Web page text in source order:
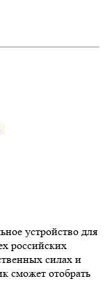
устройство для
российских
силах и
сможет отобрать